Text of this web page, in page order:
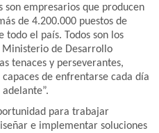
son empresarios que producen
de 4.200.000 puestos de
el país. Todos son los
de Desarrollo
tenaces y perseverantes,
de enfrentarse cada día
para trabajar
e implementar soluciones